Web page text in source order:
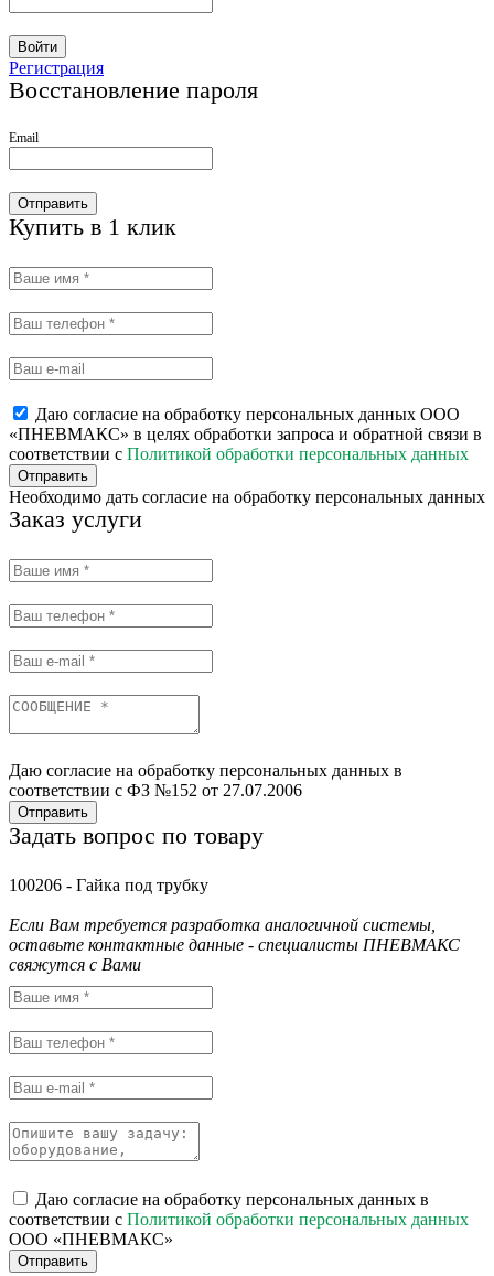
Войти
Регистрация
Восстановление пароля
Email
Отправить
Купить в 1 клик
Даю согласие на обработку персональных данных ООО
«ПНЕВМАКС» в целях обработки запроса и обратной связи в
соответствии с Политикой обработки персональных данных
Отправить
Необходимо дать согласие на обработку персональных данных
Заказ услуги
Даю согласие на обработку персональных данных в
соответствии с ФЗ №152 от 27.07.2006
Отправить
Задать вопрос по товару
100206 - Гайка под трубку
Если Вам требуется разработка аналогичной системы,
оставьте контактные данные - специалисты ПНЕВМАКС
свяжутся с Вами
Даю согласие на обработку персональных данных в
соответствии с Политикой обработки персональных данных
ООО «ПНЕВМАКС»
Отправить